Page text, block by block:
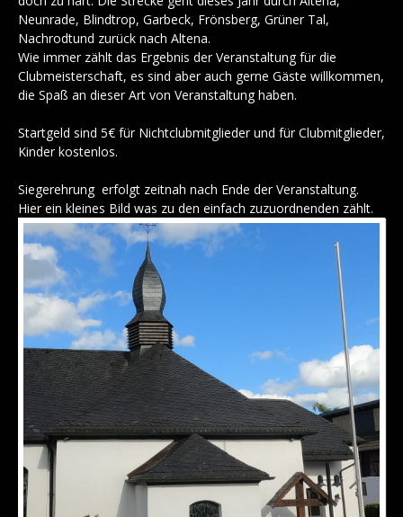
Neunrade, Blindtrop, Garbeck, Frönsberg, Grüner Tal,
Nachrodtund zurück nach Altena.
Wie immer zählt das Ergebnis der Veranstaltung für die
Clubmeisterschaft, es sind aber auch gerne Gäste willkommen,
die Spaß an dieser Art von Veranstaltung haben.
Startgeld sind 5€ für Nichtclubmitglieder und für Clubmitglieder,
Kinder kostenlos.
Siegerehrung erfolgt zeitnah nach Ende der Veranstaltung.
Hier ein kleines Bild was zu den einfach zuzuordnenden zählt.